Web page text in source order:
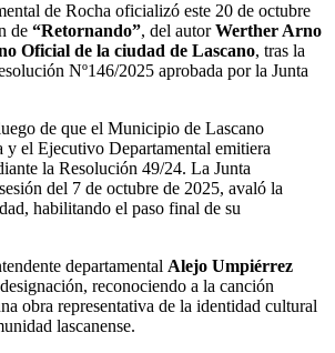
de Rocha oficializó este 20 de octubre
de “Retornando”, del autorWerther Arno
Oficial de la ciudad de Lascano, tras la
Nº146/2025 aprobada por la Junta
de que el Municipio de Lascano
y el Ejecutivo Departamental emitiera
la Resolución 49/24. La Junta
del 7 de octubre de 2025, avaló la
habilitando el paso final de su
departamental Alejo Umpiérrez
reconociendo a la canción
obra representativa de la identidad cultural
lascanense.